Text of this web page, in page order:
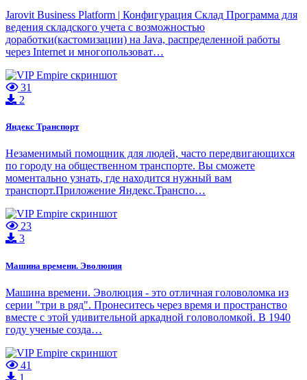
Jarovit Business Platform | Конфигурация Склад Программа для
ведения складского учета с возможностью
доработки(кастомизации) на Java, распределенной работы
через Internet и многопользоват…
31
2
Яндекс Транспорт
Незаменимый помощник для людей, часто передвигающихся
по городу на общественном транспорте. Вы сможете
моментально узнать, где находится нужный вам
транспорт.Приложение Яндекс.Транспо…
23
3
Машина времени. Эволюция
Машина времени. Эволюция - это отличная головоломка из
серии "три в ряд". Пронеситесь через время и пространство
вместе с этой удивительной аркадной головоломкой. В 1940
году ученые созда…
41
1